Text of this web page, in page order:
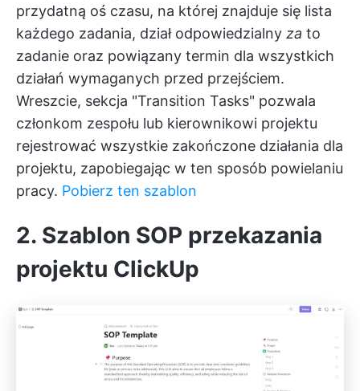
przydatną oś czasu, na której znajduje się lista
każdego zadania, dział odpowiedzialny za to
zadanie oraz powiązany termin dla wszystkich
działań wymaganych przed przejściem.
Wreszcie, sekcja "Transition Tasks" pozwala
członkom zespołu lub kierownikowi projektu
rejestrować wszystkie zakończone działania dla
projektu, zapobiegając w ten sposób powielaniu
pracy. Pobierz ten szablon
2. Szablon SOP przekazania
projektu ClickUp